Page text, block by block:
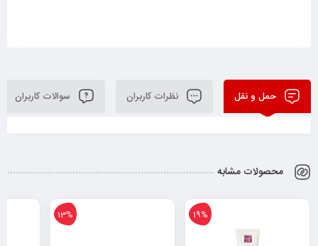
حمل و نقل نظرات کاربران سوالات کاربران
محصولات مشابه
19%
13%